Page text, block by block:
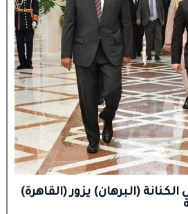
الكنانة (البرهان) يزور (القاهرة)